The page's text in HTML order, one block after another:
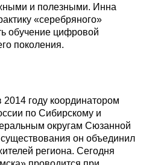
и полезными. Инна
«серебряного»
обучение цифровой
поколения.
году координатором
по Сибирскому и
округам Сюзанной
он объединил
региона. Сегодня